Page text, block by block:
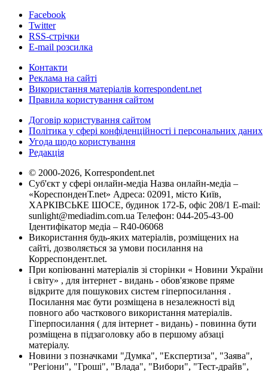
Facebook
Twitter
RSS-стрічки
E-mail розсилка
Контакти
Реклама на сайті
Використання матеріалів korrespondent.net
Правила користування сайтом
Договір користування сайтом
Політика у сфері конфіденційності і персональних даних
Угода щодо користування
Редакція
© 2000-2026, Korrespondent.net
Суб'єкт у сфері онлайн-медіа Назва онлайн-медіа –
«КореспонденТ.net» Адреса: 02091, місто Київ,
ХАРКІВСЬКЕ ШОСЕ, будинок 172-Б, офіс 208/1 E-mail:
sunlight@mediadim.com.ua Телефон: 044-205-43-00
Ідентифікатор медіа – R40-06068
Використання будь-яких матеріалів, розміщених на
сайті, дозволяється за умови посилання на
Корреспондент.net.
При копіюванні матеріалів зі сторінки « Новини України
і світу» , для інтернет - видань - обов'язкове пряме
відкрите для пошукових систем гіперпосилання .
Посилання має бути розміщена в незалежності від
повного або часткового використання матеріалів.
Гіперпосилання ( для інтернет - видань) - повинна бути
розміщена в підзаголовку або в першому абзаці
матеріалу.
Новини з позначками "Думка", "Експертиза", "Заява",
"Регіони", "Гроші", "Влада", "Вибори", "Тест-драйв",